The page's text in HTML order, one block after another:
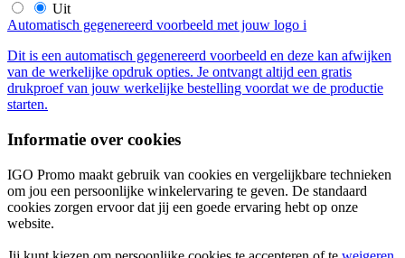
Uit
Automatisch gegenereerd voorbeeld met jouw logo i
Dit is een automatisch gegenereerd voorbeeld en deze kan afwijken
van de werkelijke opdruk opties. Je ontvangt altijd een gratis
drukproef van jouw werkelijke bestelling voordat we de productie
starten.
Informatie over cookies
IGO Promo maakt gebruik van cookies en vergelijkbare technieken
om jou een persoonlijke winkelervaring te geven. De standaard
cookies zorgen ervoor dat jij een goede ervaring hebt op onze
website.